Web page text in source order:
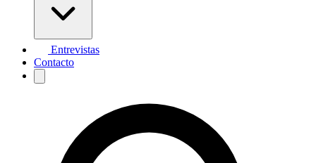
Entrevistas
Contacto